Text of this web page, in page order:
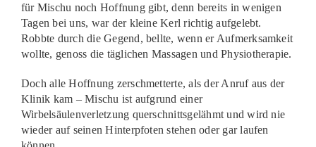
für Mischu noch Hoffnung gibt, denn bereits in wenigen
Tagen bei uns, war der kleine Kerl richtig aufgelebt.
Robbte durch die Gegend, bellte, wenn er Aufmerksamkeit
wollte, genoss die täglichen Massagen und Physiotherapie.
Doch alle Hoffnung zerschmetterte, als der Anruf aus der
Klinik kam – Mischu ist aufgrund einer
Wirbelsäulenverletzung querschnittsgelähmt und wird nie
wieder auf seinen Hinterpfoten stehen oder gar laufen